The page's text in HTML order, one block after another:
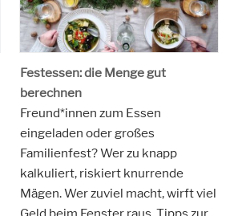
Festessen: die Menge gut
berechnen
Freund*innen zum Essen
eingeladen oder großes
Familienfest? Wer zu knapp
kalkuliert, riskiert knurrende
Mägen. Wer zuviel macht, wirft viel